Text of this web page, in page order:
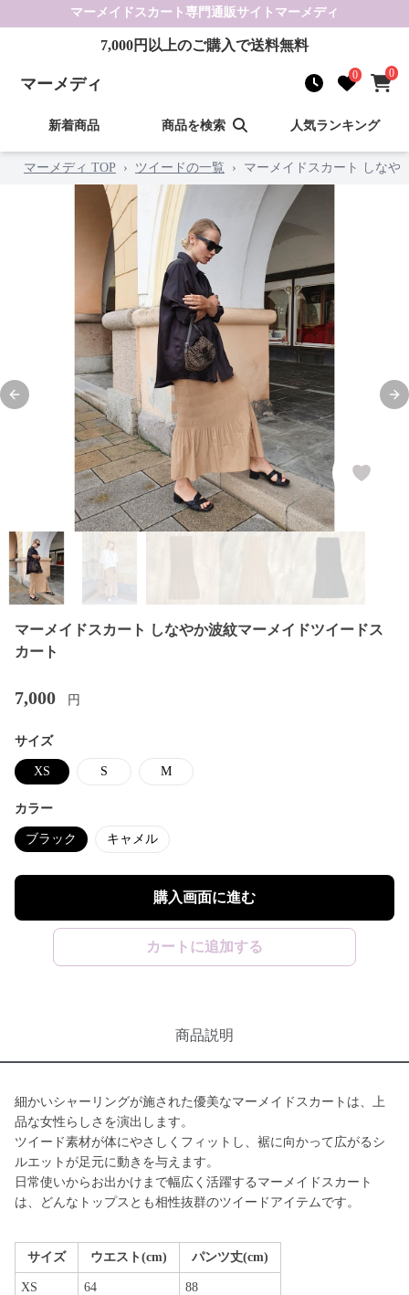
マーメイドスカート 専門通販サイト マーメディ
7,000円以上のご購入で送料無料
マーメディ 0 0
新着商品 商品を検索 人気ランキング
マーメディ TOP › ツイードの一覧 › マーメイドスカート しなや
Previous slide
マーメイドスカート しなやか波紋マーメイドツイードス
カート
7,000 円
サイズ
XS S M
カラー
ブラック キャメル
購入画面に進む
カートに追加する
商品説明
細かいシャーリングが施された優美なマーメイドスカートは、上
品な女性らしさを演出します。
ツイード素材が体にやさしくフィットし、裾に向かって広がるシ
ルエットが足元に動きを与えます。
日常使いからお出かけまで幅広く活躍するマーメイドスカート
は、どんなトップスとも相性抜群のツイードアイテムです。
サイズ ウエスト(cm) パンツ丈(cm)
XS 64 88